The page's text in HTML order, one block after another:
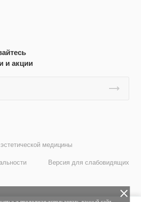
и акции
медицины
Версия для слабовидящих